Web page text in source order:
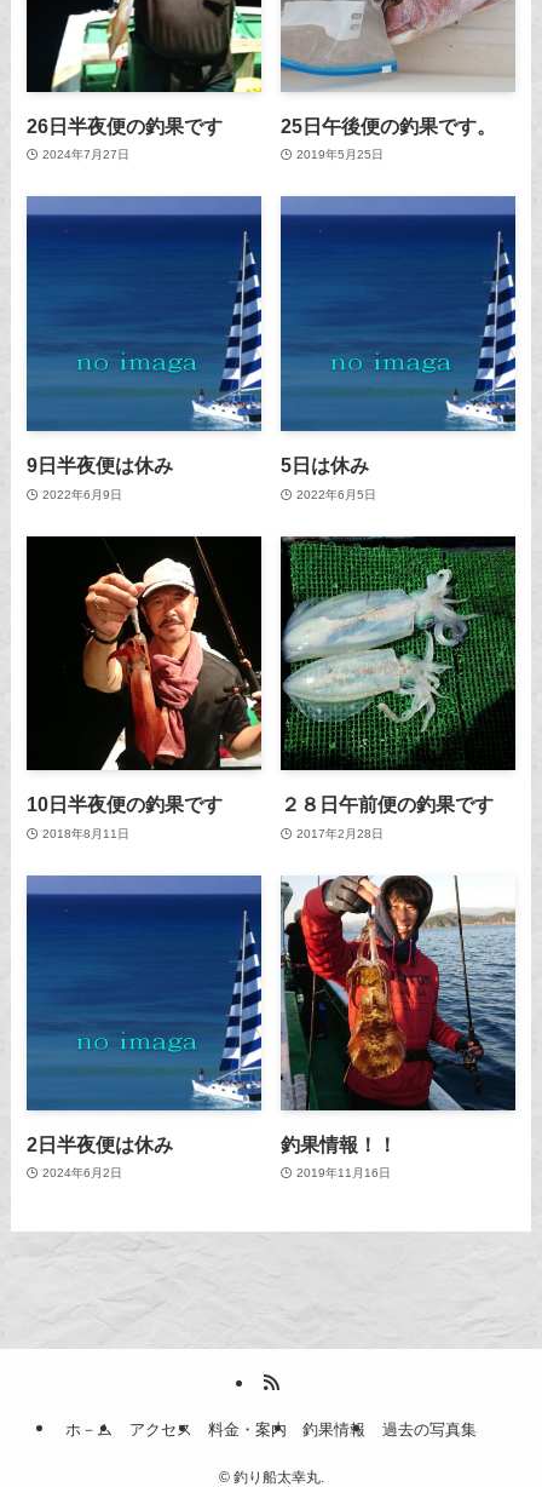
26日半夜便の釣果です
2024年7月27日
25日午後便の釣果です。
2019年5月25日
9日半夜便は休み
2022年6月9日
5日は休み
2022年6月5日
10日半夜便の釣果です
2018年8月11日
２８日午前便の釣果です
2017年2月28日
2日半夜便は休み
2024年6月2日
釣果情報！！
2019年11月16日
ホ－ム アクセス 料金・案内 釣果情報 過去の写真集
©釣り船太幸丸.